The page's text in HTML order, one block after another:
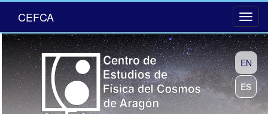
CEFCA
EN
ES